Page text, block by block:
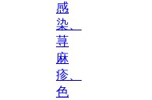
感
染、
荨
麻
疹、
色